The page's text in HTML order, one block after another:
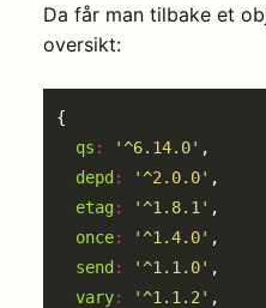
Da får man tilbake et
oversikt:
qs : '^6.14.0'
depd : '^2.0.0'
etag: '^1.8.1'
once: '^1.4.0'
send : '^1.1.0'
vary: '^1.1.2'